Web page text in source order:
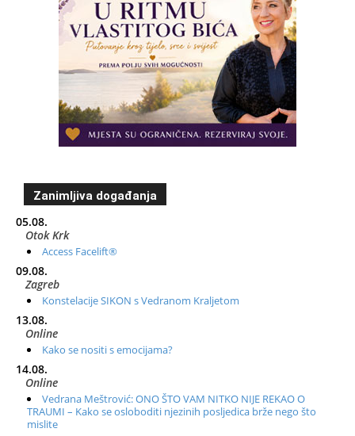
Zanimljiva događanja
05.08.
Otok Krk
Access Facelift®
09.08.
Zagreb
Konstelacije SIKON s Vedranom Kraljetom
13.08.
Online
Kako se nositi s emocijama?
14.08.
Online
Vedrana Meštrović: ONO ŠTO VAM NITKO NIJE REKAO O
TRAUMI – Kako se osloboditi njezinih posljedica brže nego što
mislite